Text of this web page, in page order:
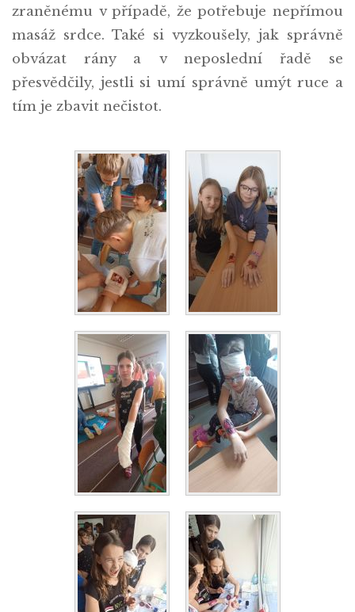
zraněnému v případě, že potřebuje nepřímou
masáž srdce. Také si vyzkoušely, jak správně
obvázat rány a v neposlední řadě se
přesvědčily, jestli si umí správně umýt ruce a
tím je zbavit nečistot.